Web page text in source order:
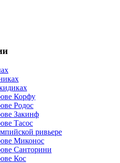
Корфу
Родос
Закинф
Тасос
ривьере
Миконос
Санторини
Кос